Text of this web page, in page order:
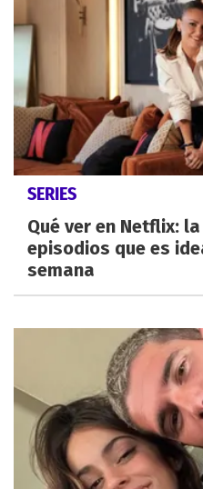
SERIES
Qué ver en Netflix:
episodios que es
semana